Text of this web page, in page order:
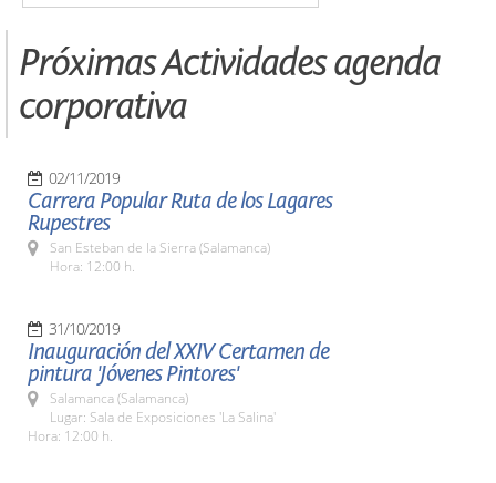
Próximas Actividades agenda
corporativa
02/11/2019
Carrera Popular Ruta de los Lagares
Rupestres
San Esteban de la Sierra (Salamanca)
Hora: 12:00 h.
31/10/2019
Inauguración del XXIV Certamen de
pintura 'Jóvenes Pintores'
Salamanca (Salamanca)
Lugar: Sala de Exposiciones 'La Salina'
Hora: 12:00 h.